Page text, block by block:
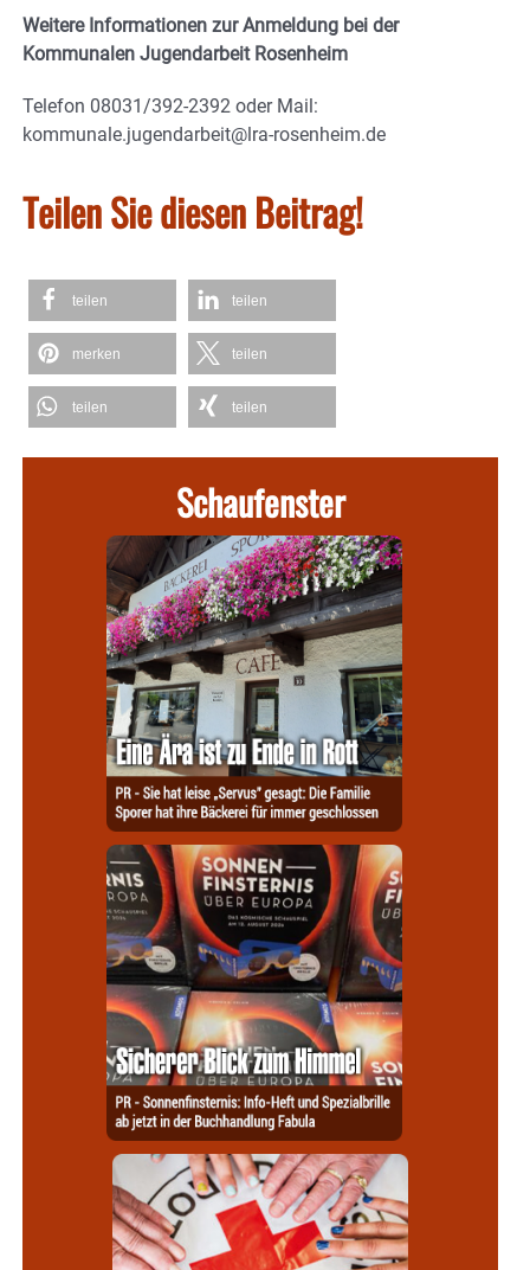
Weitere Informationen zur Anmeldung bei der
Kommunalen Jugendarbeit Rosenheim
Telefon 08031/392-2392 oder Mail:
kommunale.jugendarbeit@lra-rosenheim.de
Teilen Sie diesen Beitrag!
teilen teilen
merken teilen
teilen teilen
Schaufenster